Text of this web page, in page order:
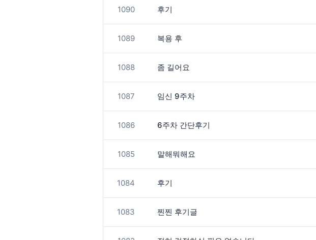
1090 후기
1089 복용 후
1088 좀 길어요
1087 임신 9주차
1086 6주차 간단후기
1085 말해뭐해요
1084 후기
1083 찐찐 후기글